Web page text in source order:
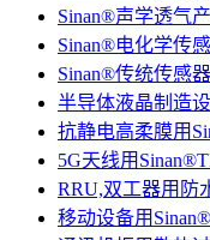
Sinan®声学透气
Sinan®电化学传
Sinan®传统传感
半导体液晶制造
抗静电高柔膜用
5G天线用
RRU,双工器用防
移动设备用